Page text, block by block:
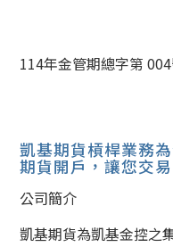
114年金管期總字第
凱基期貨槓桿業務
期貨開戶，讓您交
公司簡介
凱基期貨為凱基金控之